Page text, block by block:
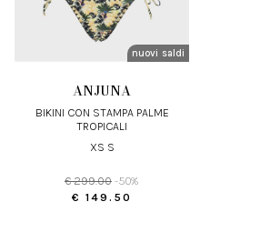
nuovi arrivi
saldi
ANJUNA
BIKINI CON STAMPA PALME
TROPICALI
XS S
€ 299.00 -50%
€ 149.50